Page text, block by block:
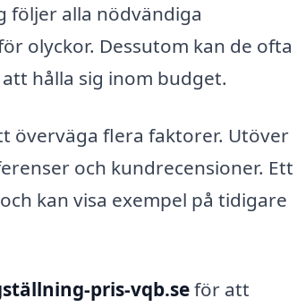
följer alla nödvändiga
olyckor. Dessutom kan de ofta
hålla sig inom budget.
överväga flera faktorer. Utöver
och kundrecensioner. Ett
kan visa exempel på tidigare
pris-vqb.seför att